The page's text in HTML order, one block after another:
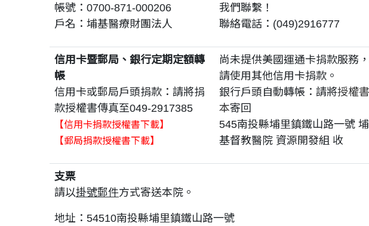
帳號：0700-871-000206
戶名：埔基醫療財團法人
我們聯繫！
聯絡電話：(049)2916777
信用卡暨郵局、銀行定期定額轉
帳
信用卡或郵局戶頭捐款：請將捐
款授權書傳真至049-2917385
【信用卡捐款授權書下載】
【郵局捐款授權書下載】
尚未提供美國運通卡捐款服務
請使用其他信用卡捐款。
銀行戶頭自動轉帳：請將授權
本寄回
545南投縣埔里鎮鐵山路一號
基督教醫院 資源開發組 收
支票
請以掛號郵件方式寄送本院。
地址：54510南投縣埔里鎮鐵山路一號